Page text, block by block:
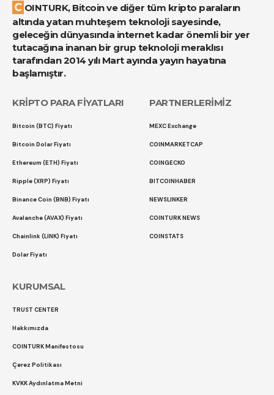
COINTURK, Bitcoin ve diğer tüm kripto paraların
altında yatan muhteşem teknoloji sayesinde,
geleceğin dünyasında internet kadar önemli bir yer
tutacağına inanan bir grup teknoloji meraklısı
tarafından 2014 yılı Mart ayında yayın hayatına
başlamıştır.
KRİPTO PARA FİYATLARI
Bitcoin (BTC) Fiyatı
Bitcoin Dolar Fiyatı
Ethereum (ETH) Fiyatı
Ripple (XRP) Fiyatı
Binance Coin (BNB) Fiyatı
Avalanche (AVAX) Fiyatı
Chainlink (LINK) Fiyatı
Dolar Fiyatı
PARTNERLERİMİZ
MEXC Exchange
COINMARKETCAP
COINGECKO
BITCOINHABER
NEWSLINKER
COINTURK NEWS
COINSTATS
KURUMSAL
TRUST CENTER
Hakkımızda
COINTURK Manifestosu
Çerez Politikası
KVKK Aydınlatma Metni